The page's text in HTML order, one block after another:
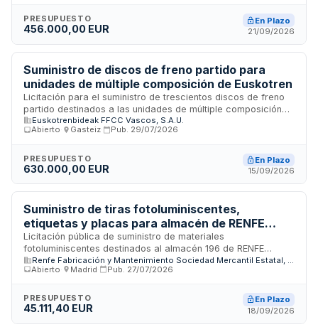
Plataforma de Contratación del Sector Público. La evaluación
de propuestas considera tanto aspectos técnicos como
entrega. El material se distribuirá a los puntos de entrega
especificados desde el proveedor adjudicatario.
PRESUPUESTO
456.000,00 EUR
En Plazo
21/09/2026
Suministro de discos de freno partido para
unidades de múltiple composición de Euskotren
Licitación para el suministro de trescientos discos de freno
partido destinados a las unidades de múltiple composición
que forman parte de la flota ferroviaria de Euskotren. El
contrato busca garantizar el mantenimiento y reposición de
de los trenes, asegurando la operatividad y fiabilidad del
servicio de transporte ferroviario en la red de Euskotren.
Euskotrenbideak FFCC Vascos, S.A.U.
Abierto
Gasteiz Pub. 29/07/2026
PRESUPUESTO
630.000,00 EUR
En Plazo
15/09/2026
Suministro de tiras fotoluminiscentes,
etiquetas y placas para almacén de RENFE
Fabricación y Mantenimiento
Licitación pública de suministro de materiales
fotoluminiscentes destinados al almacén 196 de RENFE
Fabricación y Mantenimiento, Sociedad Mercantil Estatal. El
contrato incluye la provisión de tiras fotoluminiscentes,
un período de 24 meses. Estos elementos son utilizados en
operaciones ferroviarias para identificación, señalización de
Abierto
Madrid Pub. 27/07/2026
PRESUPUESTO
45.111,40 EUR
En Plazo
18/09/2026